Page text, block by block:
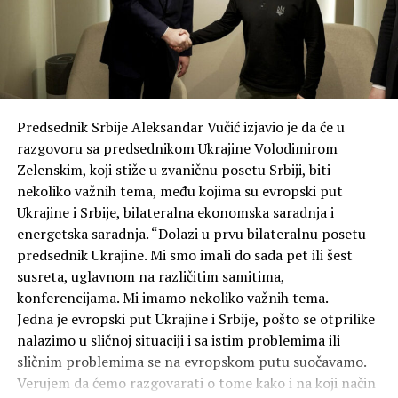
Predsednik Srbije Aleksandar Vučić izjavio je da će u
razgovoru sa predsednikom Ukrajine Volodimirom
Zelenskim, koji stiže u zvaničnu posetu Srbiji, biti
nekoliko važnih tema, među kojima su evropski put
Ukrajine i Srbije, bilateralna ekonomska saradnja i
energetska saradnja. “Dolazi u prvu bilateralnu posetu
predsednik Ukrajine. Mi smo imali do sada pet ili šest
susreta, uglavnom na različitim samitima,
konferencijama. Mi imamo nekoliko važnih tema.
Jedna je evropski put Ukrajine i Srbije, pošto se otprilike
nalazimo u sličnoj situaciji i sa istim problemima ili
sličnim problemima se na evropskom putu suočavamo.
Verujem da ćemo razgovarati o tome kako i na koji način